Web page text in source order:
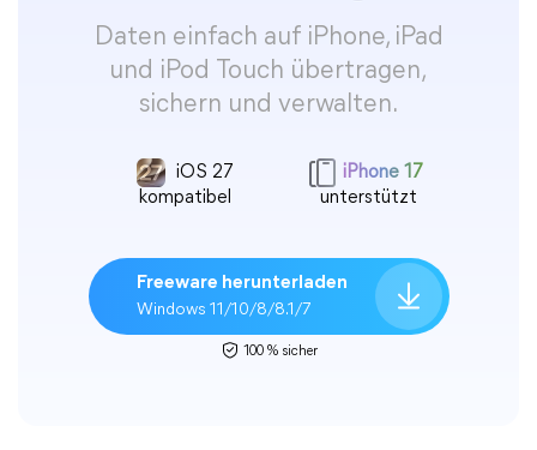
Daten einfach auf iPhone, iPad
und iPod Touch übertragen,
sichern und verwalten.
iOS 27
kompatibel
iPhone 17
unterstützt
Freeware herunterladen
Windows 11/10/8/8.1/7
100 % sicher